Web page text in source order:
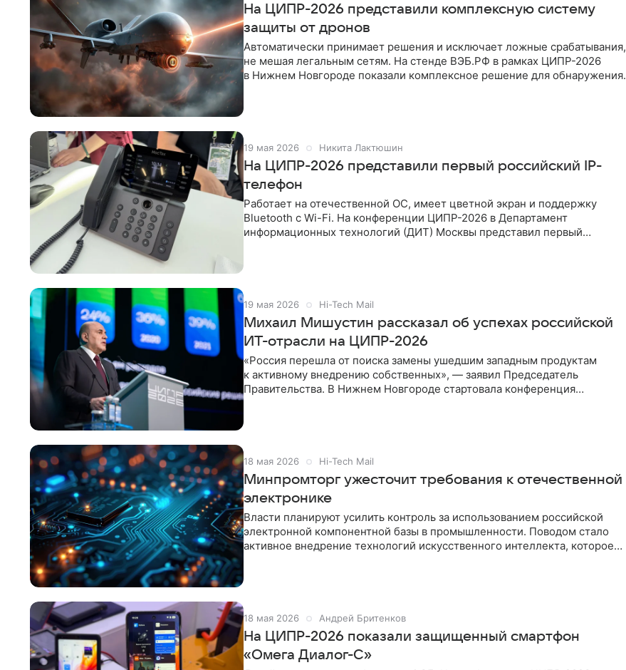
На ЦИПР-2026 представили комплексную систему
защиты от дронов
Автоматически принимает решения и исключает ложные срабатывания,
не мешая легальным сетям. На стенде ВЭБ.РФ в рамках ЦИПР-2026
в Нижнем Новгороде показали комплексное решение для обнаружения,
19 мая 2026 Никита Лактюшин
На ЦИПР-2026 представили первый российский IP-
телефон
Работает на отечественной ОС, имеет цветной экран и поддержку
Bluetooth с Wi-Fi. На конференции ЦИПР-2026 в Департамент
информационных технологий (ДИТ) Москвы представил первый
19 мая 2026 Hi-Tech Mail
Михаил Мишустин рассказал об успехах российской
ИТ-отрасли на ЦИПР-2026
«Россия перешла от поиска замены ушедшим западным продуктам
к активному внедрению собственных», — заявил Председатель
Правительства. В Нижнем Новгороде стартовала конференция
18 мая 2026 Hi-Tech Mail
Минпромторг ужесточит требования к отечественной
электронике
Власти планируют усилить контроль за использованием российской
электронной компонентной базы в промышленности. Поводом стало
активное внедрение технологий искусственного интеллекта, которое
18 мая 2026 Андрей Бритенков
На ЦИПР-2026 показали защищенный смартфон
«Омега Диалог-С»